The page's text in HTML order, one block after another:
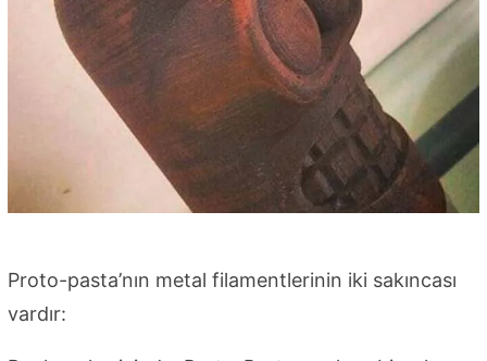
Proto-pasta’nın metal filamentlerinin iki sakıncası
vardır: